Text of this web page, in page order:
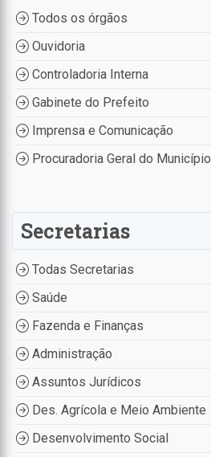
Todos os órgãos
Ouvidoria
Controladoria Interna
Gabinete do Prefeito
Imprensa e Comunicação
Procuradoria Geral do Município
Secretarias
Todas Secretarias
Saúde
Fazenda e Finanças
Administração
Assuntos Jurídicos
Des. Agrícola e Meio Ambiente
Desenvolvimento Social